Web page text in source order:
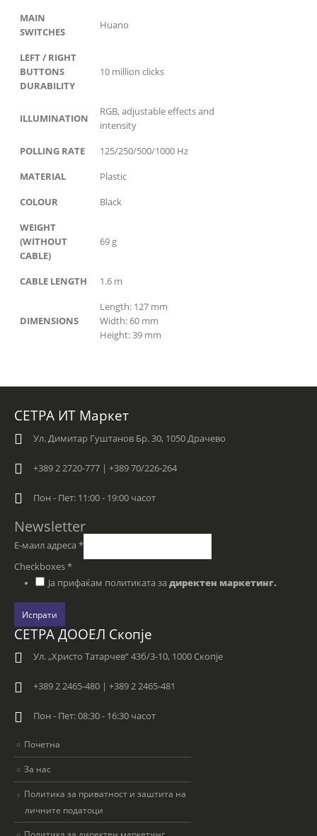
MAIN
SWITCHES
Huano
LEFT / RIGHT
BUTTONS
DURABILITY
10 million clicks
ILLUMINATION
RGB, adjustable effects and
intensity
POLLING RATE
125/250/500/1000 Hz
MATERIAL
Plastic
COLOUR
Black
WEIGHT
(WITHOUT
CABLE)
69 g
CABLE LENGTH 1.6 m
DIMENSIONS
Length: 127 mm
Width: 60 mm
Height: 39 mm
СЕТРА ИТ Маркет
Ул. Димитар Гуштанов Бр. 30, 1050 Драчево
+389 2 2720-777 | +389 70/226-264
Пон - Пет: 11:00 - 19:00 часот
Newsletter
Е-маил адреса *
Checkboxes*
Ја прифаќам политиката за директен маркетинг.
Испрати
СЕТРА ДООЕЛ Скопје
Ул. „Христо Татарчев“ 43б/3-10, 1000 Скопје
+389 2 2465-480 | +389 2 2465-481
Пон - Пет: 08:30 - 16:30 часот
Почетна
За нас
Политика за приватност и заштита на
личните податоци
Политика за директен маркетинг